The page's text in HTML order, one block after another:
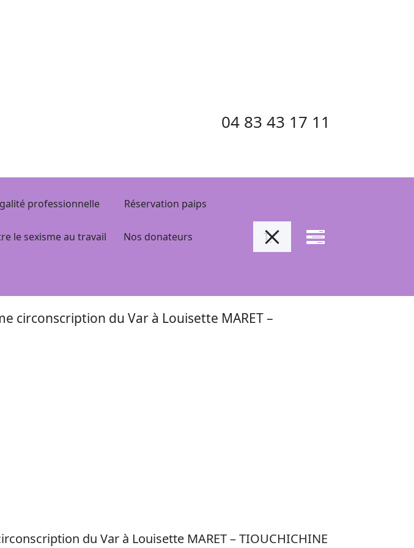
04 83 43 17 11
professionnelle Réservation paips
le sexisme au travail Nos donateurs
circonscription du Var à Louisette MARET –
du Var à Louisette MARET – TIOUCHICHINE